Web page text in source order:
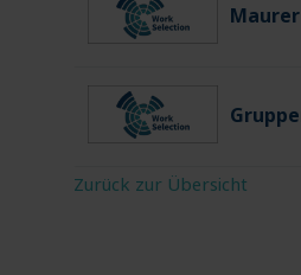
Zurück zur Übersicht